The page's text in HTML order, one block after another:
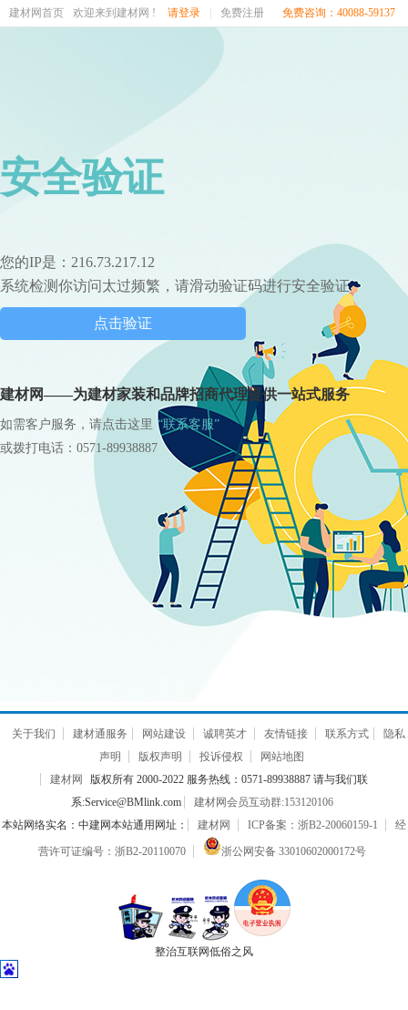
建材网首页 欢迎来到建材网 ! 请登录 免费注册 免费咨询：40088-59137
安全验证
您的IP是：216.73.217.12
系统检测你访问太过频繁，请滑动验证码进行安全验证
点击验证
建材网——为建材家装和品牌招商代理提供一站式服务
如需客户服务，请点击这里 “联系客服”
或拨打电话：0571-89938887
关于我们 建材通服务 网站建设 诚聘英才 友情链接 联系方式
隐私
声明
版权声明 投诉侵权
网站地图
建材网
版权所有 2000-2022 服务热线：0571-89938887 请与我们联
系:Service@BMlink.com
建材网会员互动群:153120106
本站网络实名：中建网本站通用网址：
建材网 ICP备案：浙B2-20060159-1 经
营许可证编号：浙B2-20110070 浙公网安备 33010602000172号
整治互联网低俗之风